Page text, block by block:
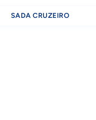
SADA CRUZEIRO